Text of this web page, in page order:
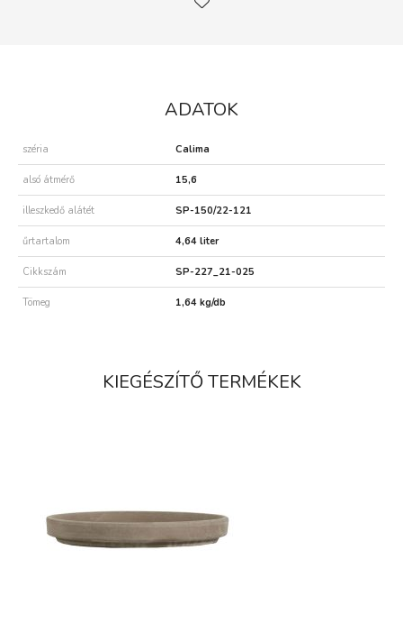
ADATOK
széria Calima
alsó átmérő 15,6
illeszkedő alátét SP-150/22-121
űrtartalom 4,64 liter
Cikkszám SP-227_21-025
Tömeg 1,64 kg/db
KIEGÉSZÍTŐ TERMÉKEK